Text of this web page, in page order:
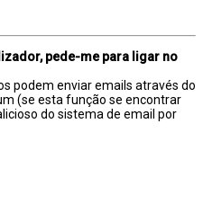
pede-me para ligar no
podem enviar emails através do
(se esta função se encontrar
do sistema de email por